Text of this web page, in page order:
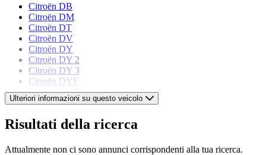
Citroën DB
Citroën DM
Citroën DT
Citroën DV
Citroën DY
Citroën DY 2
Citroën DY 3
Citroën DYF
Citroën ID19B
Citroën ID19F
Ulteriori informazioni su questo veicolo
Risultati della ricerca
Attualmente non ci sono annunci corrispondenti alla tua ricerca.